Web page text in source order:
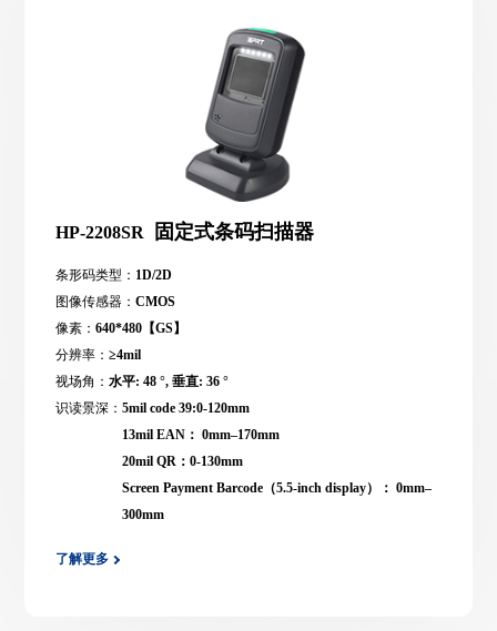
HP-2208SR 固定式条码扫描器
条形码类型： 1D/2D
图像传感器：CMOS
像素：640*480【GS】
分辨率：≥4mil
视场角：水平: 48 °, 垂直: 36 °
识读景深：5mil code 39:0-120mm
13mil EAN： 0mm–170mm
20mil QR：0-130mm
Screen Payment Barcode（5.5-inch display）： 0mm–
300mm
了解更多